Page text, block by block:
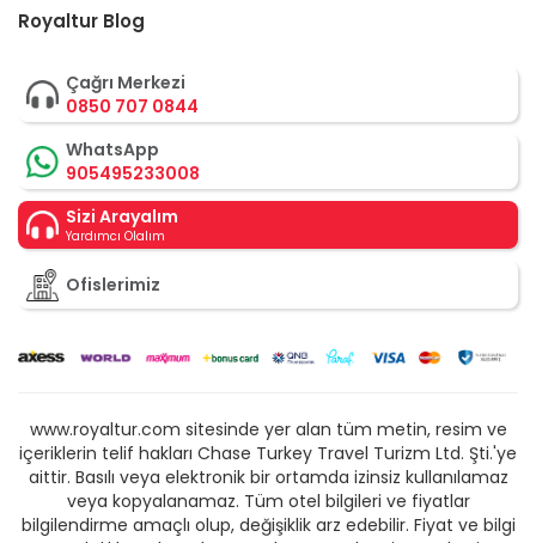
Royaltur Blog
Çağrı Merkezi
0850 707 0844
WhatsApp
905495233008
Sizi Arayalım
Yardımcı Olalım
Ofislerimiz
www.royaltur.com sitesinde yer alan tüm metin, resim ve
içeriklerin telif hakları Chase Turkey Travel Turizm Ltd. Şti.'ye
aittir. Basılı veya elektronik bir ortamda izinsiz kullanılamaz
veya kopyalanamaz. Tüm otel bilgileri ve fiyatlar
bilgilendirme amaçlı olup, değişiklik arz edebilir. Fiyat ve bilgi